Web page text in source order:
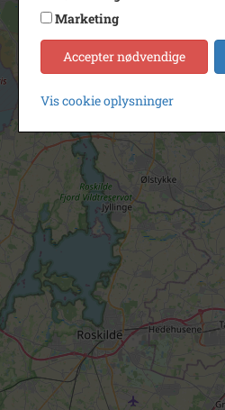
Marketing
Accepter nødvendige
Vis cookie oplysninger